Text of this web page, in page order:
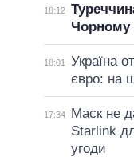
18:12
Чорному
18:01
Україна
євро: на
17:34
Маск не
Starlink
угоди